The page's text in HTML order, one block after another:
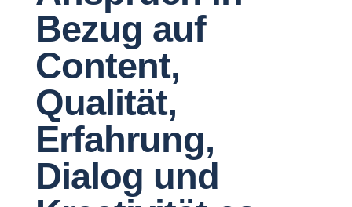
Bezug auf
Content,
Qualität,
Erfahrung,
Dialog und